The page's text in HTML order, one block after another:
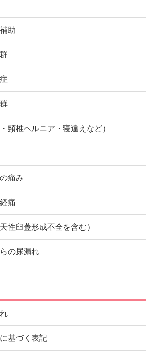
助
頸椎ヘルニア・寝違えなど）
痛み
痛
性臼蓋形成不全を含む）
の尿漏れ
基づく表記